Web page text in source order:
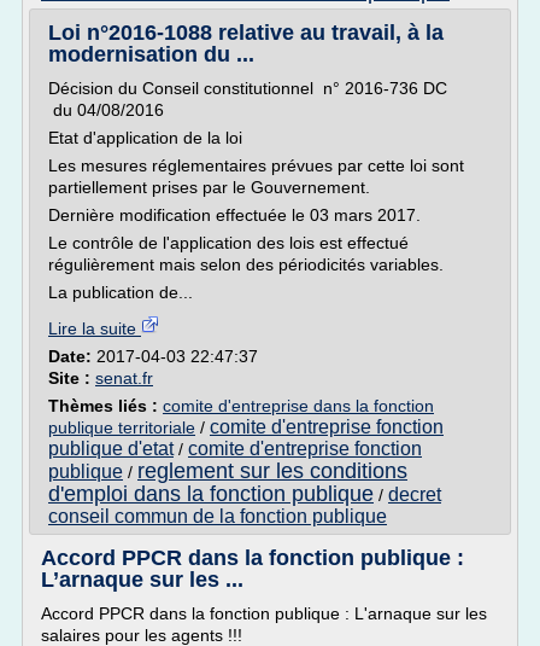
Loi n°2016-1088 relative au travail, à la
modernisation du ...
Décision du Conseil constitutionnel n° 2016-736 DC
du 04/08/2016
Etat d'application de la loi
Les mesures réglementaires prévues par cette loi sont
partiellement prises par le Gouvernement.
Dernière modification effectuée le 03 mars 2017.
Le contrôle de l'application des lois est effectué
régulièrement mais selon des périodicités variables.
La publication de...
Lire la suite
Date: 2017-04-03 22:47:37
Site : senat.fr
Thèmes liés : comite d'entreprise dans la fonction
publique territoriale / comite d'entreprise fonction
publique d'etat/ comite d'entreprise fonction
publique / reglement sur les conditions
d'emploi dans la fonction publique / decret
conseil commun de la fonction publique
Accord PPCR dans la fonction publique :
L’arnaque sur les ...
Accord PPCR dans la fonction publique : L'arnaque sur les
salaires pour les agents !!!